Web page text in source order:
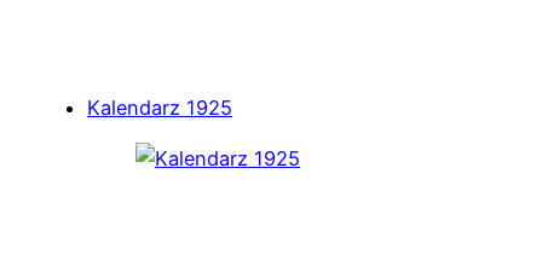
Kalendarz 1925